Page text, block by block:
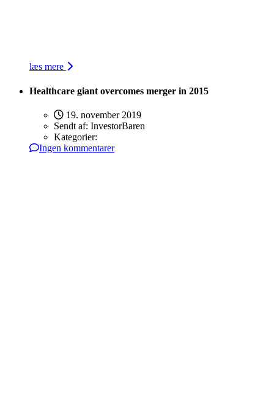
læs mere
Healthcare giant overcomes merger in 2015
19. november 2019
Sendt af: InvestorBaren
Kategorier:
Ingen kommentarer